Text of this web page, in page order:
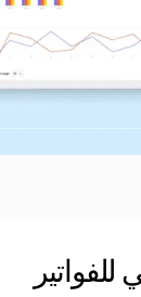
للفواتير